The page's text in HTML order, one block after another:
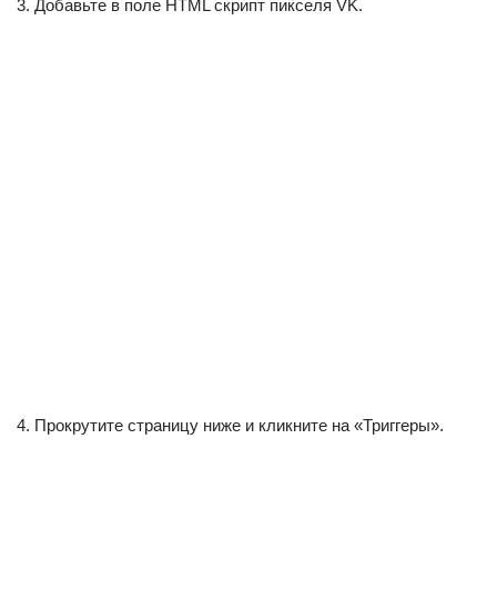
3. Добавьте в поле HTML скрипт пикселя VK.
4. Прокрутите страницу ниже и кликните на «Триггеры».